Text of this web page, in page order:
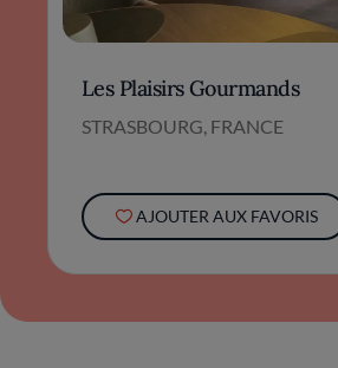
Les Plaisirs Gourmands
STRASBOURG, FRANCE
AJOUTER AUX FAVORIS